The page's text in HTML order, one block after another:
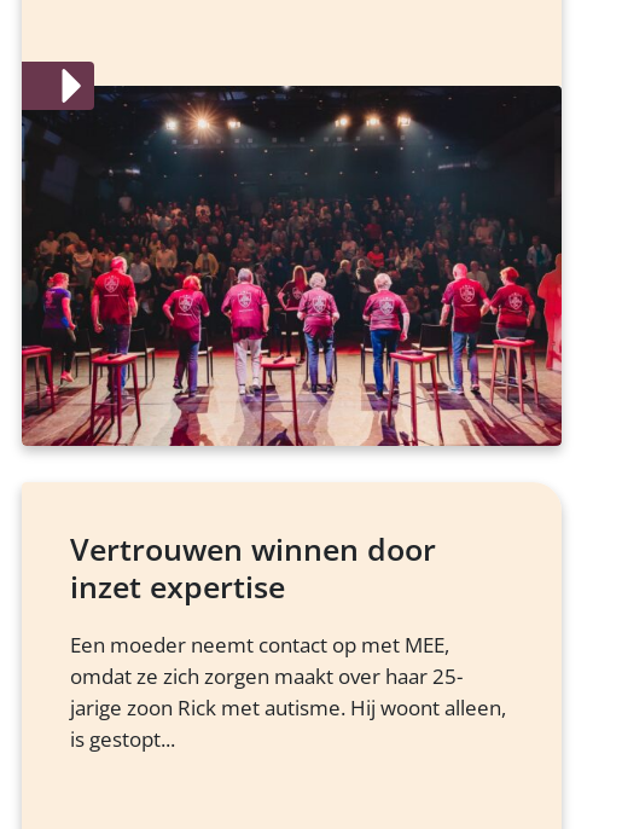
Vertrouwen winnen door
inzet expertise
Een moeder neemt contact op met MEE,
omdat ze zich zorgen maakt over haar 25-
jarige zoon Rick met autisme. Hij woont alleen,
is gestopt...